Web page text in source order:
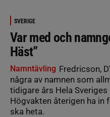
SVERIGE
Var med och
Häst”
Namntävling Fredricson,
några av namnen som
tidigare års Hela
Högvakten återigen ha in
ska heta.